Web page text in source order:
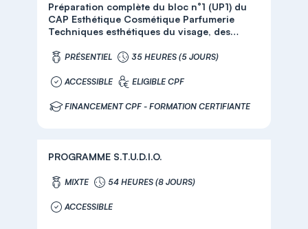
Préparation complète du bloc n°1 (UP1) du
CAP Esthétique Cosmétique Parfumerie
Techniques esthétiques du visage, des
bien être
PRÉSENTIEL 35 HEURES (5 JOURS)
ACCESSIBLE ELIGIBLE CPF
FINANCEMENT CPF - FORMATION CERTIFIANTE
PROGRAMME S.T.U.D.I.O.
MIXTE 54 HEURES (8 JOURS)
ACCESSIBLE